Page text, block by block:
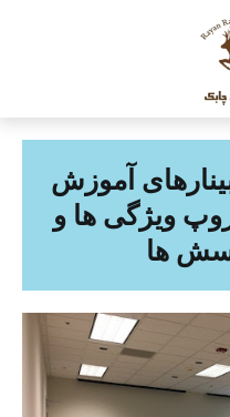
آموزش
ویژگی ها و
ها